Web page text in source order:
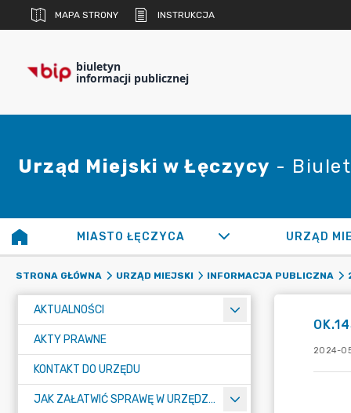
MAPA STRONY INSTRUKCJA
biuletyn
informacji publicznej
Urząd Miejski w Łęczycy -
MIASTO ŁĘCZYCA URZĄD
STRONA GŁÓWNA URZĄD MIEJSKI INFORMACJA PUBLICZNA
AKTUALNOŚCI
AKTY PRAWNE
KONTAKT DO URZĘDU
JAK ZAŁATWIĆ SPRAWĘ W URZĘDZIE
2024-